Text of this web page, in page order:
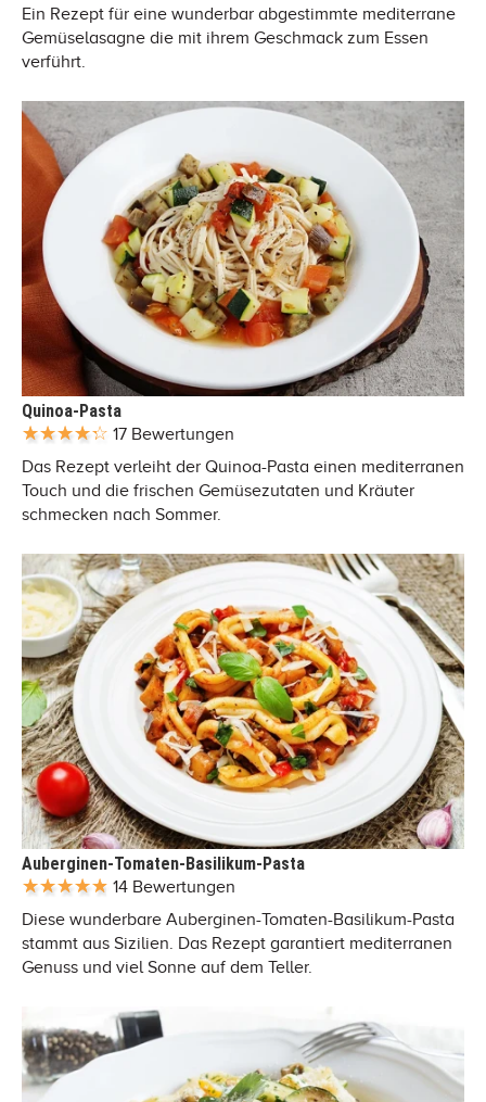
Ein Rezept für eine wunderbar abgestimmte mediterrane
Gemüselasagne die mit ihrem Geschmack zum Essen
verführt.
Quinoa-Pasta
17 Bewertungen
Das Rezept verleiht der Quinoa-Pasta einen mediterranen
Touch und die frischen Gemüsezutaten und Kräuter
schmecken nach Sommer.
Auberginen-Tomaten-Basilikum-Pasta
14 Bewertungen
Diese wunderbare Auberginen-Tomaten-Basilikum-Pasta
stammt aus Sizilien. Das Rezept garantiert mediterranen
Genuss und viel Sonne auf dem Teller.